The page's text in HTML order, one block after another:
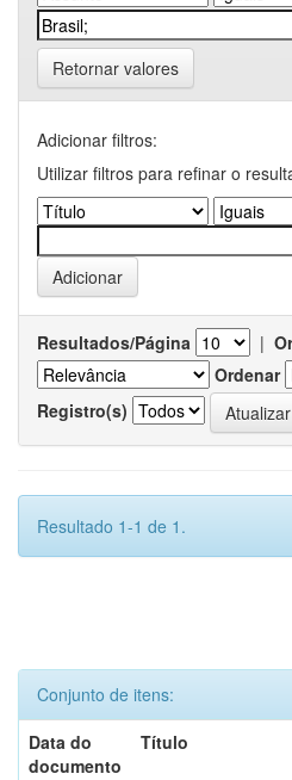
Retornar valores
Adicionar filtros:
Utilizar filtros para refinar o
Resultados/Página |
Ordenar
Registro(s)
Resultado 1-1 de 1.
Conjunto de itens:
Data do
documento
Título